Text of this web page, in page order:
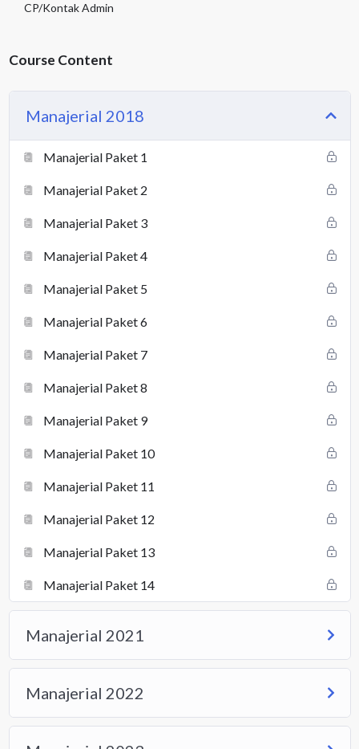
CP/Kontak Admin
Course Content
Manajerial 2018
Manajerial Paket 1
Manajerial Paket 2
Manajerial Paket 3
Manajerial Paket 4
Manajerial Paket 5
Manajerial Paket 6
Manajerial Paket 7
Manajerial Paket 8
Manajerial Paket 9
Manajerial Paket 10
Manajerial Paket 11
Manajerial Paket 12
Manajerial Paket 13
Manajerial Paket 14
Manajerial 2021
Manajerial 2022